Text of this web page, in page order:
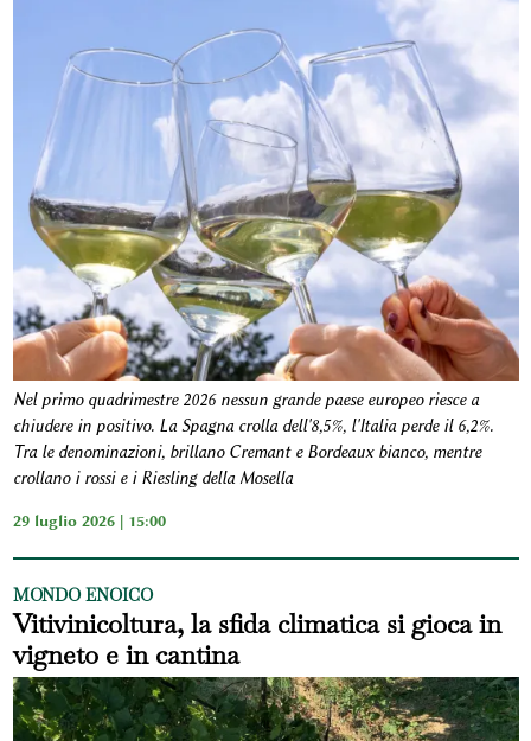
Nel primo quadrimestre 2026 nessun grande paese europeo riesce a
chiudere in positivo. La Spagna crolla dell'8,5%, l'Italia perde il 6,2%.
Tra le denominazioni, brillano Cremant e Bordeaux bianco, mentre
crollano i rossi e i Riesling della Mosella
29 luglio 2026 | 15:00
MONDO ENOICO
Vitivinicoltura, la sfida climatica si gioca in
vigneto e in cantina